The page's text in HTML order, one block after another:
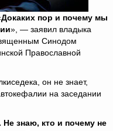
Докаких пор и почему мы
», — заявил владыка
Синодом
Православной
он не знает,
на заседании
Не знаю, кто и почему не